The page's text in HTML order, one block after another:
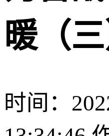
暖（三
时间：